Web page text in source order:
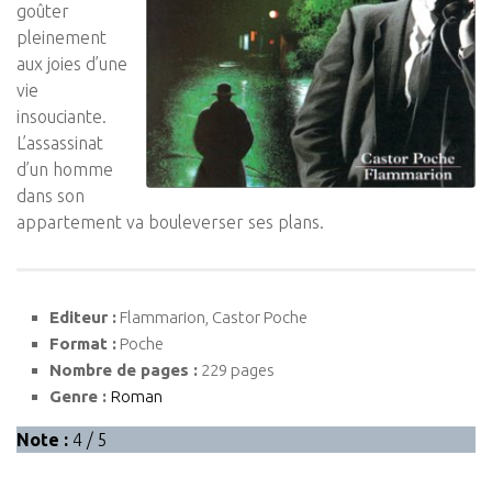
goûter
pleinement
aux joies d’une
vie
insouciante.
L’assassinat
d’un homme
dans son
appartement va bouleverser ses plans.
Editeur : Flammarion, Castor Poche
Format : Poche
Nombre de pages : 229 pages
Genre : Roman
Note : 4 / 5